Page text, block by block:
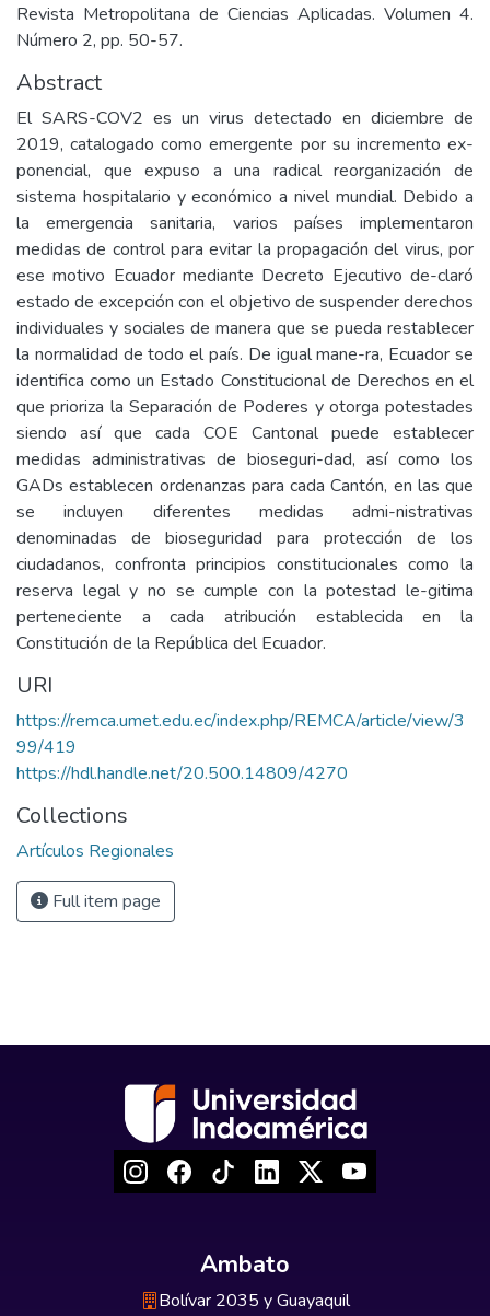
Revista Metropolitana de Ciencias Aplicadas. Volumen 4.
Número 2, pp. 50-57.
Abstract
El SARS-COV2 es un virus detectado en diciembre de
2019, catalogado como emergente por su incremento ex-
ponencial, que expuso a una radical reorganización de
sistema hospitalario y económico a nivel mundial. Debido a
la emergencia sanitaria, varios países implementaron
medidas de control para evitar la propagación del virus, por
ese motivo Ecuador mediante Decreto Ejecutivo de-claró
estado de excepción con el objetivo de suspender derechos
individuales y sociales de manera que se pueda restablecer
la normalidad de todo el país. De igual mane-ra, Ecuador se
identifica como un Estado Constitucional de Derechos en el
que prioriza la Separación de Poderes y otorga potestades
siendo así que cada COE Cantonal puede establecer
medidas administrativas de bioseguri-dad, así como los
GADs establecen ordenanzas para cada Cantón, en las que
se incluyen diferentes medidas admi-nistrativas
denominadas de bioseguridad para protección de los
ciudadanos, confronta principios constitucionales como la
reserva legal y no se cumple con la potestad le-gitima
perteneciente a cada atribución establecida en la
Constitución de la República del Ecuador.
URI
https://remca.umet.edu.ec/index.php/REMCA/article/view/3
99/419
https://hdl.handle.net/20.500.14809/4270
Collections
Artículos Regionales
Full item page
Ambato
Bolívar 2035 y Guayaquil